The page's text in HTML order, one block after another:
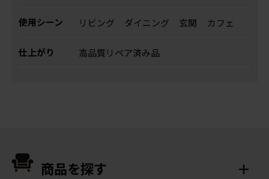
使用シーン リビング ダイニング 玄関 カフェ
仕上がり 高品質リペア済み品
商品を探す